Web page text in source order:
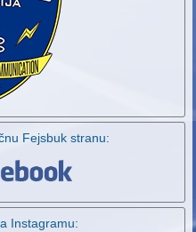
Fejsbuk stranu:
Instagramu: